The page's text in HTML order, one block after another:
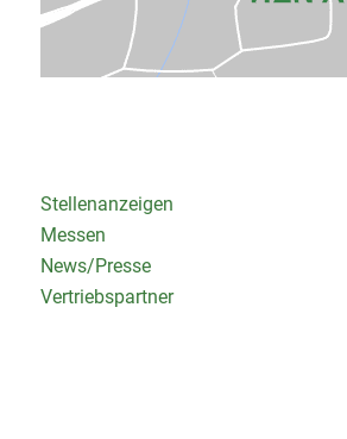
Stellenanzeigen
Messen
News/Presse
Vertriebspartner